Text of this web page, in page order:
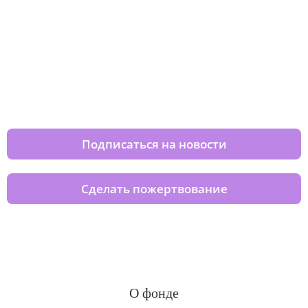
Подписаться на новости
Сделать пожертвование
О фонде